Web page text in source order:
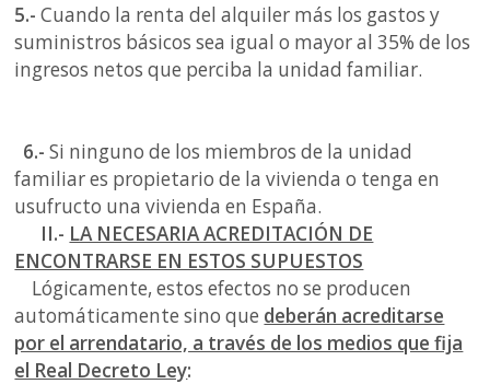
5.- Cuando la renta del alquiler más los gastos y
suministros básicos sea igual o mayor al 35% de los
ingresos netos que perciba la unidad familiar.
6.- Si ninguno de los miembros de la unidad
familiar es propietario de la vivienda o tenga en
usufructo una vivienda en España.
II.- LA NECESARIA ACREDITACIÓN DE
ENCONTRARSE EN ESTOS SUPUESTOS
Lógicamente, estos efectos no se producen
automáticamente sino que deberán acreditarse
por el arrendatario, a través de los medios que fija
el Real Decreto Ley: